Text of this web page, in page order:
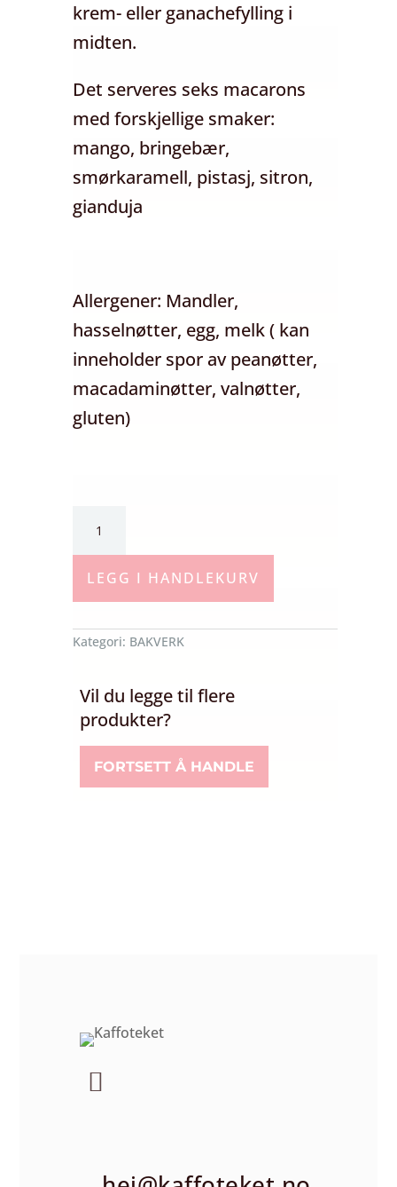
krem- eller ganachefylling i
midten.
Det serveres seks macarons
med forskjellige smaker:
mango, bringebær,
smørkaramell, pistasj, sitron,
gianduja
Allergener: Mandler,
hasselnøtter, egg, melk ( kan
inneholder spor av peanøtter,
macadaminøtter, valnøtter,
gluten)
makroner
antall
LEGG I HANDLEKURV
Kategori: BAKVERK
Vil du legge til flere
produkter?
FORTSETT Å HANDLE